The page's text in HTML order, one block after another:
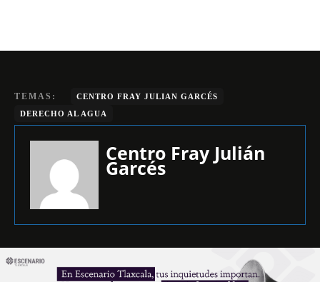
TEMAS:
CENTRO FRAY JULIAN GARCÉS
DERECHO AL AGUA
Centro Fray Julián
Garcés